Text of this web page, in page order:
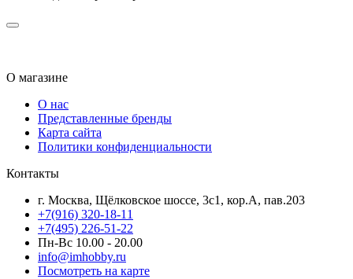
О магазине
О нас
Представленные бренды
Карта сайта
Политики конфиденциальности
Контакты
г. Москва, Щёлковское шоссе, 3с1, кор.А, пав.203
+7(916) 320-18-11
+7(495) 226-51-22
Пн-Вс 10.00 - 20.00
info@imhobby.ru
Посмотреть на карте